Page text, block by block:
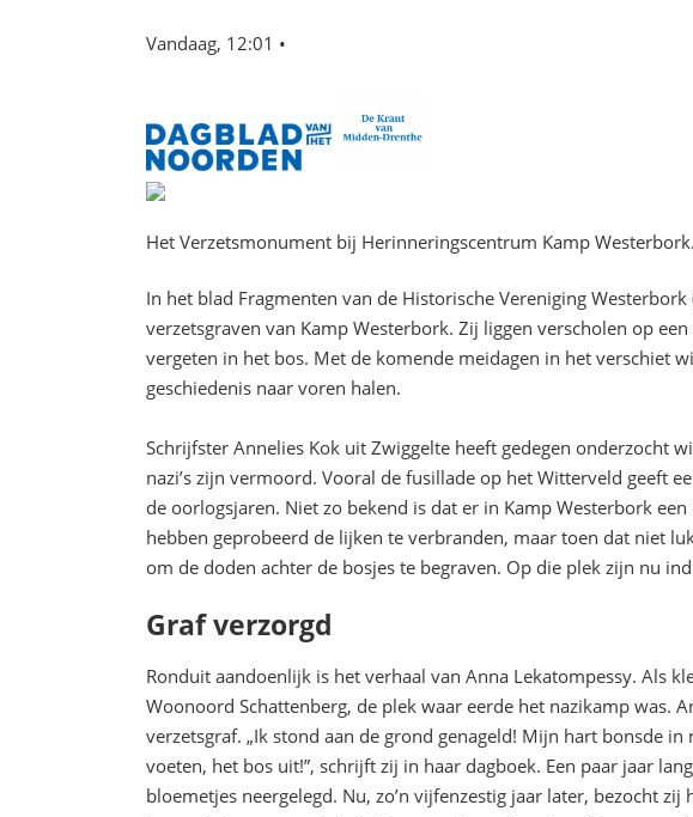
Vandaag, 12:01 •
Het Verzetsmonument bij Herinneringscentrum Kamp
In het blad Fragmenten van de Historische Vereniging
verzetsgraven van Kamp Westerbork. Zij liggen verscholen op
vergeten in het bos. Met de komende meidagen in het verschiet
geschiedenis naar voren halen.
Schrijfster Annelies Kok uit Zwiggelte heeft gedegen onderzocht
nazi’s zijn vermoord. Vooral de fusillade op het Witterveld geeft
de oorlogsjaren. Niet zo bekend is dat er in Kamp Westerbork
hebben geprobeerd de lijken te verbranden, maar toen dat niet
om de doden achter de bosjes te begraven. Op die plek zijn nu
Graf verzorgd
Ronduit aandoenlijk is het verhaal van Anna Lekatompessy. Als
Woonoord Schattenberg, de plek waar eerde het nazikamp was.
verzetsgraf. „Ik stond aan de grond genageld! Mijn hart bonsde
voeten, het bos uit!”, schrijft zij in haar dagboek. Een paar jaar
bloemetjes neergelegd. Nu, zo’n vijfenzestig jaar later, bezocht